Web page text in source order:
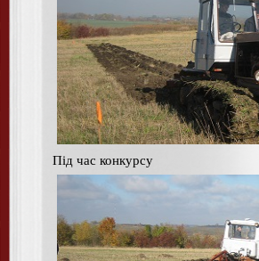
Під час конкурсу